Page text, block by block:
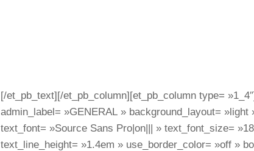
[/et_pb_text][/et_pb_column][et_pb_column type=
admin_label= »GENERAL » background_layout=
text_font= »Source Sans Pro|on||| » text_font_size=
text_line_height= »1.4em » use_border_color= »off »